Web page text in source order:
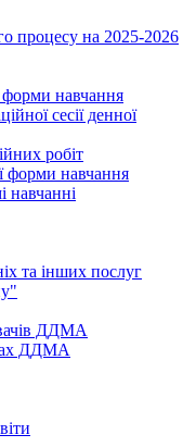
процесу на 2025-2026
форми навчання
сесії денної
робіт
форми навчання
навчанні
та інших послуг
ДДМА
ДДМА